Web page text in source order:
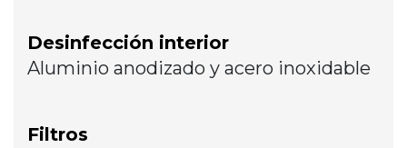
Desinfección interior
Aluminio anodizado y acero inoxidable
Filtros